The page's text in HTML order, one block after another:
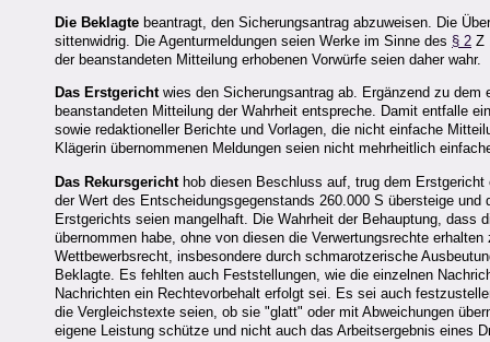
Die Beklagte beantragt, den Sicherungsantrag abzuweisen. Die
sittenwidrig. Die Agenturmeldungen seien Werke im Sinne des § 2 Z
der beanstandeten Mitteilung erhobenen Vorwürfe seien daher wahr.
Das Erstgerichtwies den Sicherungsantrag ab. Ergänzend zu dem
beanstandeten Mitteilung der Wahrheit entspreche. Damit entfalle
sowie redaktioneller Berichte und Vorlagen, die nicht einfache
Klägerin übernommenen Meldungen seien nicht mehrheitlich
Das Rekursgericht hob diesen Beschluss auf, trug dem
der Wert des Entscheidungsgegenstands 260.000 S übersteige
Erstgerichts seien mangelhaft. Die Wahrheit der Behauptung, dass
übernommen habe, ohne von diesen die Verwertungsrechte
Wettbewerbsrecht, insbesondere durch schmarotzerische
Beklagte. Es fehlten auch Feststellungen, wie die einzelnen
Nachrichten ein Rechtevorbehalt erfolgt sei. Es sei auch
die Vergleichstexte seien, ob sie "glatt" oder mit Abweichungen
eigene Leistung schütze und nicht auch das Arbeitsergebnis eines